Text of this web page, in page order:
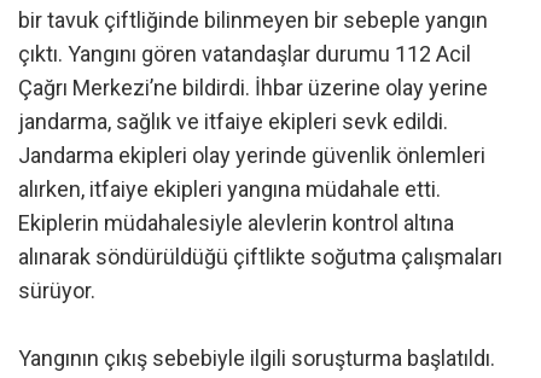
bir tavuk çiftliğinde bilinmeyen bir sebeple yangın
çıktı. Yangını gören vatandaşlar durumu 112 Acil
Çağrı Merkezi’ne bildirdi. İhbar üzerine olay yerine
jandarma, sağlık ve itfaiye ekipleri sevk edildi.
Jandarma ekipleri olay yerinde güvenlik önlemleri
alırken, itfaiye ekipleri yangına müdahale etti.
Ekiplerin müdahalesiyle alevlerin kontrol altına
alınarak söndürüldüğü çiftlikte soğutma çalışmaları
sürüyor.
Yangının çıkış sebebiyle ilgili soruşturma başlatıldı.